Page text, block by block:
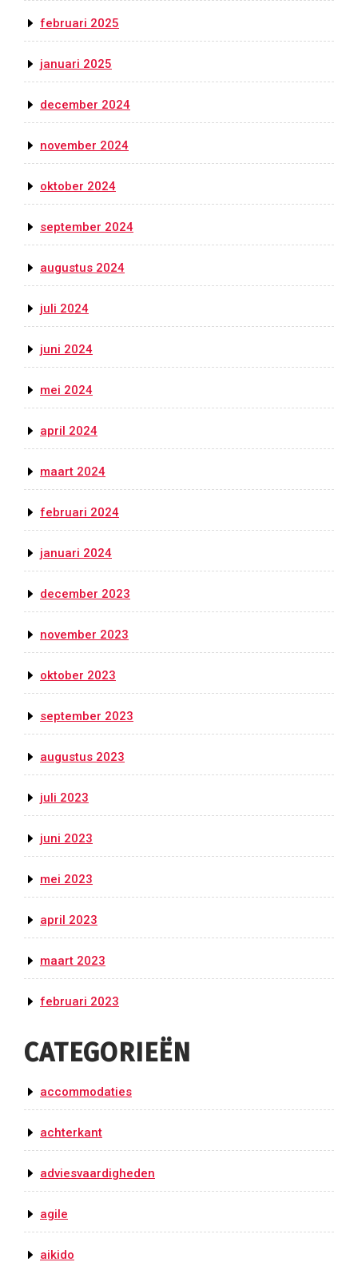
februari 2025
januari 2025
december 2024
november 2024
oktober 2024
september 2024
augustus 2024
juli 2024
juni 2024
mei 2024
april 2024
maart 2024
februari 2024
januari 2024
december 2023
november 2023
oktober 2023
september 2023
augustus 2023
juli 2023
juni 2023
mei 2023
april 2023
maart 2023
februari 2023
CATEGORIEËN
accommodaties
achterkant
adviesvaardigheden
agile
aikido